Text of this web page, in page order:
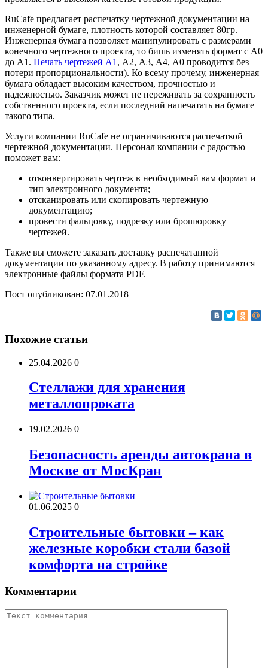
RuCafe предлагает распечатку чертежной документации на
инженерной бумаге, плотность которой составляет 80гр.
Инженерная бумага позволяет манипулировать с размерами
конечного чертежного проекта, то бишь изменять формат с А0
до А1. Печать чертежей А1 , А2, А3, А4, А0 проводится без
потери пропорциональности). Ко всему прочему, инженерная
бумага обладает высоким качеством, прочностью и
надежностью. Заказчик может не переживать за сохранность
собственного проекта, если последний напечатать на бумаге
такого типа.
Услуги компании RuCafe не ограничиваются распечаткой
чертежной документации. Персонал компании с радостью
поможет вам:
отконвертировать чертеж в необходимый вам формат и
тип электронного документа;
отсканировать или скопировать чертежную
документацию;
провести фальцовку, подрезку или брошюровку
чертежей.
Также вы сможете заказать доставку распечатанной
документации по указанному адресу. В работу принимаются
электронные файлы формата PDF.
Пост опубликован: 07.01.2018
Похожие статьи
25.04.2026 0
Стеллажи для хранения
металлопроката
19.02.2026 0
Безопасность аренды автокрана в
Москве от МосКран
01.06.2025 0
Строительные бытовки – как
железные коробки стали базой
комфорта на стройке
Комментарии